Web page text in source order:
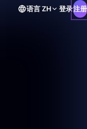
语言ZH 登录注册